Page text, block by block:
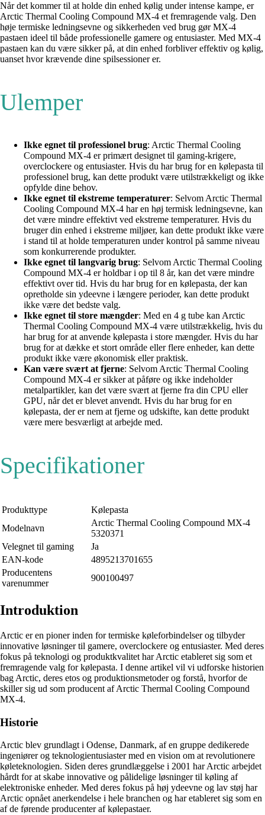
Når det kommer til at holde din enhed kølig under intense kampe, er
Arctic Thermal Cooling Compound MX-4 et fremragende valg. Den
høje termiske ledningsevne og sikkerheden ved brug gør MX-4
pastaen ideel til både professionelle gamere og entusiaster. Med MX-4
pastaen kan du være sikker på, at din enhed forbliver effektiv og kølig,
uanset hvor krævende dine spilsessioner er.
Ulemper
Ikke egnet til professionel brug: Arctic Thermal Cooling
Compound MX-4 er primært designet til gaming-krigere,
overclockere og entusiaster. Hvis du har brug for en kølepasta til
professionel brug, kan dette produkt være utilstrækkeligt og ikke
opfylde dine behov.
Ikke egnet til ekstreme temperaturer: Selvom Arctic Thermal
Cooling Compound MX-4 har en høj termisk ledningsevne, kan
det være mindre effektivt ved ekstreme temperaturer. Hvis du
bruger din enhed i ekstreme miljøer, kan dette produkt ikke være
i stand til at holde temperaturen under kontrol på samme niveau
som konkurrerende produkter.
Ikke egnet til langvarig brug: Selvom Arctic Thermal Cooling
Compound MX-4 er holdbar i op til 8 år, kan det være mindre
effektivt over tid. Hvis du har brug for en kølepasta, der kan
opretholde sin ydeevne i længere perioder, kan dette produkt
ikke være det bedste valg.
Ikke egnet til store mængder: Med en 4 g tube kan Arctic
Thermal Cooling Compound MX-4 være utilstrækkelig, hvis du
har brug for at anvende kølepasta i store mængder. Hvis du har
brug for at dække et stort område eller flere enheder, kan dette
produkt ikke være økonomisk eller praktisk.
Kan være svært at fjerne: Selvom Arctic Thermal Cooling
Compound MX-4 er sikker at påføre og ikke indeholder
metalpartikler, kan det være svært at fjerne fra din CPU eller
GPU, når det er blevet anvendt. Hvis du har brug for en
kølepasta, der er nem at fjerne og udskifte, kan dette produkt
være mere besværligt at arbejde med.
Specifikationer
Produkttype
Kølepasta
Modelnavn
Arctic Thermal Cooling Compound MX-4
5320371
Velegnet til gaming
Ja
EAN-kode
4895213701655
Producentens
varenummer
900100497
Introduktion
Arctic er en pioner inden for termiske køleforbindelser og tilbyder
innovative løsninger til gamere, overclockere og entusiaster. Med deres
fokus på teknologi og produktkvalitet har Arctic etableret sig som et
fremragende valg for kølepasta. I denne artikel vil vi udforske historien
bag Arctic, deres etos og produktionsmetoder og forstå, hvorfor de
skiller sig ud som producent af Arctic Thermal Cooling Compound
MX-4.
Historie
Arctic blev grundlagt i Odense, Danmark, af en gruppe dedikerede
ingeniører og teknologientusiaster med en vision om at revolutionere
køleteknologien. Siden deres grundlæggelse i 2001 har Arctic arbejdet
hårdt for at skabe innovative og pålidelige løsninger til køling af
elektroniske enheder. Med deres fokus på høj ydeevne og lav støj har
Arctic opnået anerkendelse i hele branchen og har etableret sig som en
af de førende producenter af kølepastaer.